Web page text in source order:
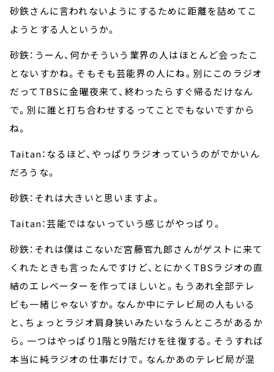
砂鉄さんに言われないようにするために距離を詰めてこ
ようとする人というか。
砂鉄：うーん、何かそういう業界の人はほとんど会ったこ
とないすかね。そもそも芸能界の人にね。別にこのラジオ
だってTBSに金曜夜来て、終わったらすぐ帰るだけなん
で。別に誰と打ち合わせするってことでもないですから
ね。
Taitan：なるほど、やっぱりラジオっていうのがでかいん
だろうな。
砂鉄：それは大きいと思いますよ。
Taitan：芸能ではないっていう感じがやっぱり。
砂鉄：それは僕はこないだ宮藤官九郎さんがゲストに来て
くれたときも言ったんですけど、とにかくTBSラジオの直
結のエレベーターを作ってほしいと。もうあれ全部テレ
ビも一緒じゃないすか。なんか中にテレビ局の人もいる
と、ちょっとラジオ肩身狭いみたいなうんところがあるか
ら。一つはやっぱり1階と9階だけを往復する。そうすれば
本当に純ラジオの仕事だけで。なんかあのテレビ局が混